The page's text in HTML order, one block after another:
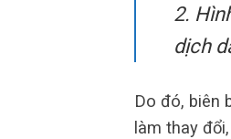
2.
dịch
Do đó, biên
làm thay